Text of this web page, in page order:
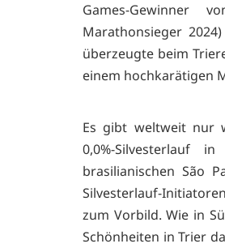
Games-Gewinner
Marathonsieger
überzeugte beim
einem hochkarätigen
Es gibt weltweit nur
0,0%-Silvesterlauf
brasilianischen São
Silvesterlauf-
zum Vorbild. Wie in
Schönheiten in Trier